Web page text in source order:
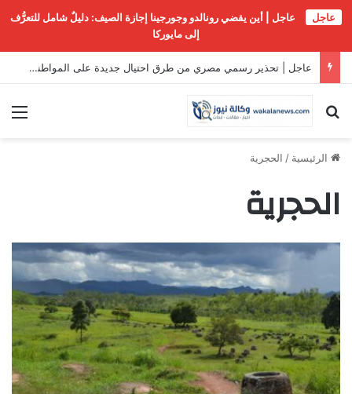
عاجل
عاجل | أين يقضي رونالدو وجورجينا إجازة الصيف: دليلٌ شامل للتعرُّف
إلى مايوركا
عاجل | تحذير رسمي مصري من طرق احتيال جديدة على المواطنين
بحث عن
الرئيسية / الحجرية
الحجرية